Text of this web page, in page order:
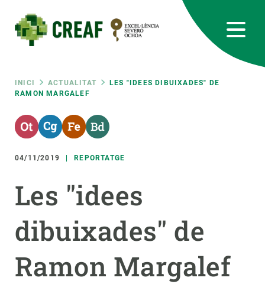
contingut
Fil
d'ariadna
INICI ACTUALITAT
LES "IDEES DIBUIXADES" DE
RAMON MARGALEF
04/11/2019 REPORTATGE
Les "idees
dibuixades" de
Ramon Margalef
RRSS
Featured
responsive
INTRANET
Responsive
menu
RECERCA
CIÈNCIA EN ACCIÓ
UNEIX-TE A NOSALTRES